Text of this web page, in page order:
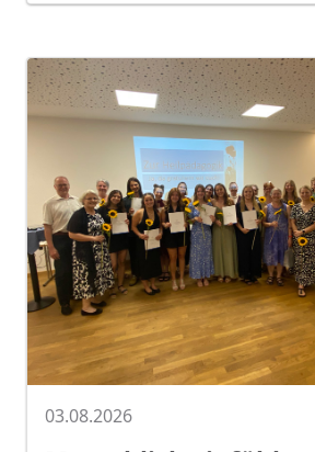
03.08.2026